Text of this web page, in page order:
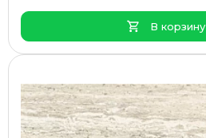
В корзину